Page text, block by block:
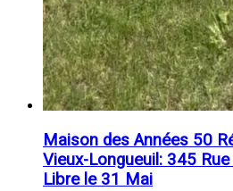
Maison des Années 50
Vieux-Longueuil: 345
Libre le 31 Mai